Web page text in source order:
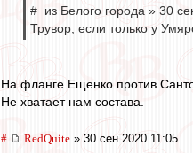
# из Белого города » 30
Трувор, если только у
На фланге Ещенко против
Не хватает нам состава.
# RedQuite » 30 сен 2020 11:05